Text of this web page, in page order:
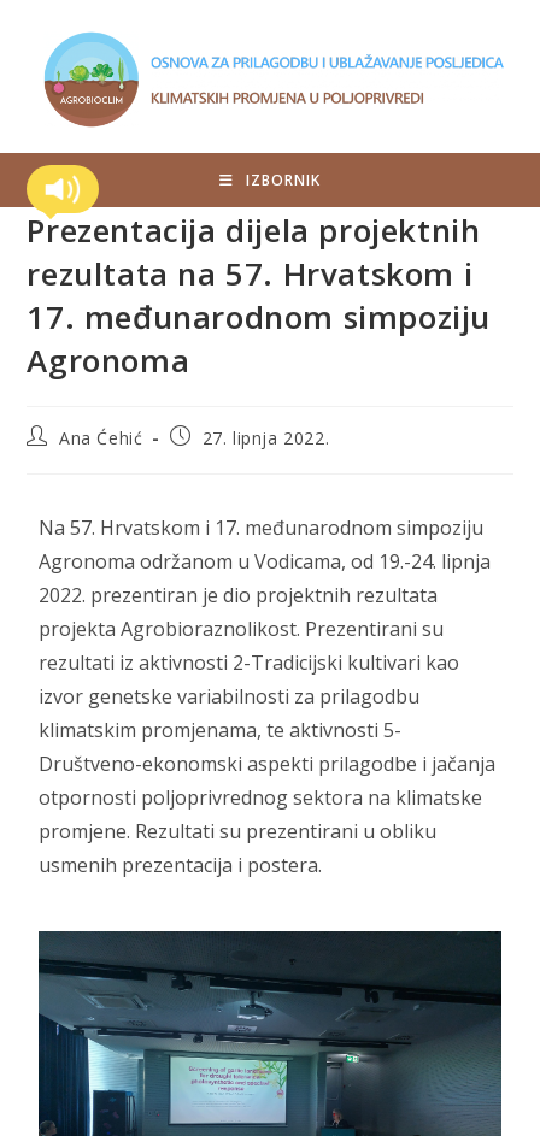
IZBORNIK
Prezentacija dijela projektnih
rezultata na 57. Hrvatskom i
17. međunarodnom simpoziju
Agronoma
Ana Ćehić 27. lipnja 2022.
Na 57. Hrvatskom i 17. međunarodnom simpoziju
Agronoma održanom u Vodicama, od 19.-24. lipnja
2022. prezentiran je dio projektnih rezultata
projekta Agrobioraznolikost. Prezentirani su
rezultati iz aktivnosti 2-Tradicijski kultivari kao
izvor genetske variabilnosti za prilagodbu
klimatskim promjenama, te aktivnosti 5-
Društveno-ekonomski aspekti prilagodbe i jačanja
otpornosti poljoprivrednog sektora na klimatske
promjene. Rezultati su prezentirani u obliku
usmenih prezentacija i postera.